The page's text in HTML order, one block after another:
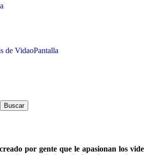
de VidaoPantalla
Buscar
por gente que le apasionan los